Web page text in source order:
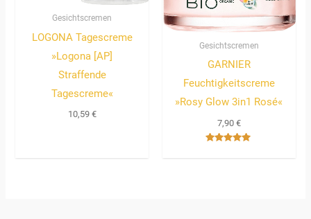
Gesichtscremen
LOGONA Tagescreme
»Logona [AP]
Straffende
Tagescreme«
10,59 €
Gesichtscremen
GARNIER
Feuchtigkeitscreme
»Rosy Glow 3in1 Rosé«
7,90 €